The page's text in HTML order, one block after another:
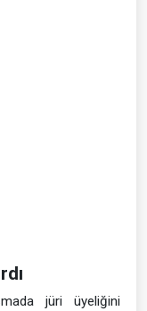
jüri üyeliğini